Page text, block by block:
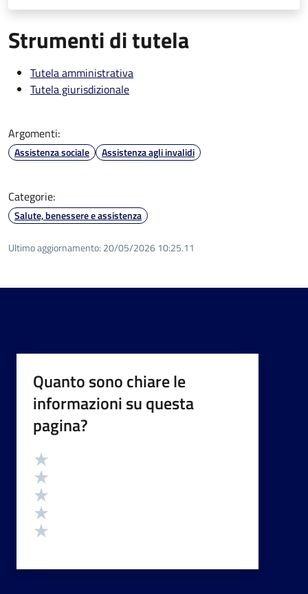
Strumenti di tutela
Tutela amministrativa
Tutela giurisdizionale
Argomenti:
Assistenza sociale Assistenza agli invalidi
Categorie:
Salute, benessere e assistenza
Ultimo aggiornamento: 20/05/2026 10:25.11
Quanto sono chiare le
informazioni su questa
pagina?
Valutazione